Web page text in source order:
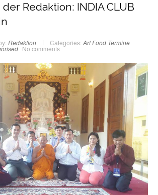
Redaktion: INDIA CLUB
Redaktion Categories: ArtFood Termine
No comments